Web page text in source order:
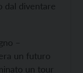
dal diventare
–
un futuro
un tour